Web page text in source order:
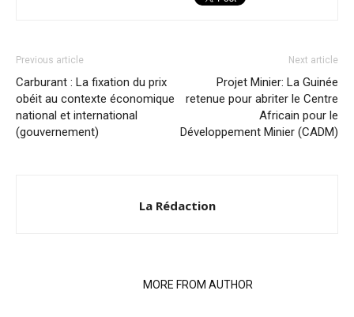
Previous article
Carburant : La fixation du prix
obéit au contexte économique
national et international
(gouvernement)
Next article
Projet Minier: La Guinée
retenue pour abriter le Centre
Africain pour le
Développement Minier (CADM)
La Rédaction
MORE FROM AUTHOR